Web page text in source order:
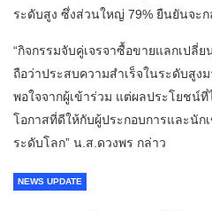
ระดับสูง ซึ่งส่วนใหญ่ 79% ยืนยันจะ
“กิจกรรมจับคู่เจรจาซื้อขายแลกเปลี่
ถือว่าประสบความสำเร็จในระดับสูง
พอใจจากผู้เข้าร่วม แต่ผลประโยชน์
โอกาสที่ดีให้กับผู้ประกอบการและนัก
ระดับโลก” น.ส.ดวงพร กล่าว
NEWS UPDATE